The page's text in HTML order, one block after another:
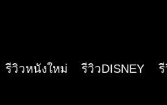
รีวิวหนังใหม่ รีวิวDISNEY